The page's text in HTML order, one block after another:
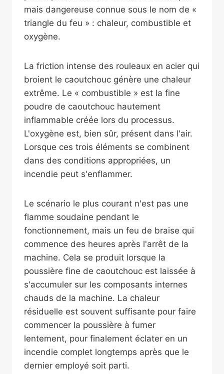
mais dangereuse connue sous le nom de «
triangle du feu » : chaleur, combustible et
oxygène.
La friction intense des rouleaux en acier qui
broient le caoutchouc génère une chaleur
extrême. Le « combustible » est la fine
poudre de caoutchouc hautement
inflammable créée lors du processus.
L'oxygène est, bien sûr, présent dans l'air.
Lorsque ces trois éléments se combinent
dans des conditions appropriées, un
incendie peut s'enflammer.
Le scénario le plus courant n'est pas une
flamme soudaine pendant le
fonctionnement, mais un feu de braise qui
commence des heures après l'arrêt de la
machine. Cela se produit lorsque la
poussière fine de caoutchouc est laissée à
s'accumuler sur les composants internes
chauds de la machine. La chaleur
résiduelle est souvent suffisante pour faire
commencer la poussière à fumer
lentement, pour finalement éclater en un
incendie complet longtemps après que le
dernier employé soit parti.